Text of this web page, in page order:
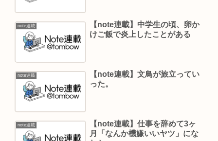
note連載
【note連載】中学生の頃、卵か
けご飯で炎上したことがある
note連載
【note連載】文鳥が旅立ってい
った。
note連載
【note連載】仕事を辞めて3ヶ
月「なんか機嫌いいヤツ」にな